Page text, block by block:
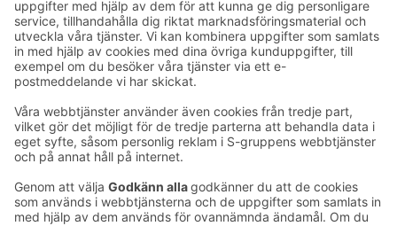
Ta kontakt
Kontaktuppgifter till hotellen
Feedback
Ge feedback
Sokos Hotels nyhetsbrev
nyhetsbrev
Du får Sokos Hotellens senaste
förmåner och nyheter till din e-
Utmärkelser och certifikat